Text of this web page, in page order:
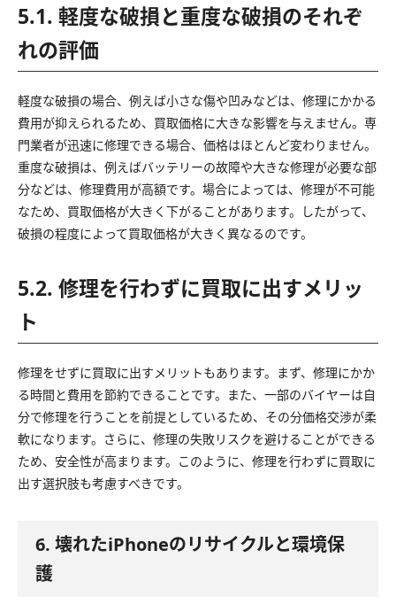
5.1. 軽度な破損と重度な破損のそれぞ
れの評価
軽度な破損の場合、例えば小さな傷や凹みなどは、修理にかかる
費用が抑えられるため、買取価格に大きな影響を与えません。専
門業者が迅速に修理できる場合、価格はほとんど変わりません。
重度な破損は、例えばバッテリーの故障や大きな修理が必要な部
分などは、修理費用が高額です。場合によっては、修理が不可能
なため、買取価格が大きく下がることがあります。したがって、
破損の程度によって買取価格が大きく異なるのです。
5.2. 修理を行わずに買取に出すメリッ
ト
修理をせずに買取に出すメリットもあります。まず、修理にかか
る時間と費用を節約できることです。また、一部のバイヤーは自
分で修理を行うことを前提としているため、その分価格交渉が柔
軟になります。さらに、修理の失敗リスクを避けることができる
ため、安全性が高まります。このように、修理を行わずに買取に
出す選択肢も考慮すべきです。
6. 壊れたiPhoneのリサイクルと環境保
護